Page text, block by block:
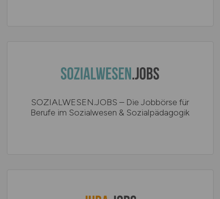
SOZIALWESEN.JOBS – Die Jobbörse für
Berufe im Sozialwesen & Sozialpädagogik